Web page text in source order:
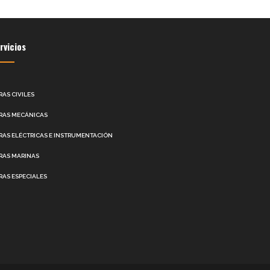
CIVILES
MECÁNICAS
ELÉCTRICAS E INSTRUMENTACIÓN
MARINAS
ESPECIALES